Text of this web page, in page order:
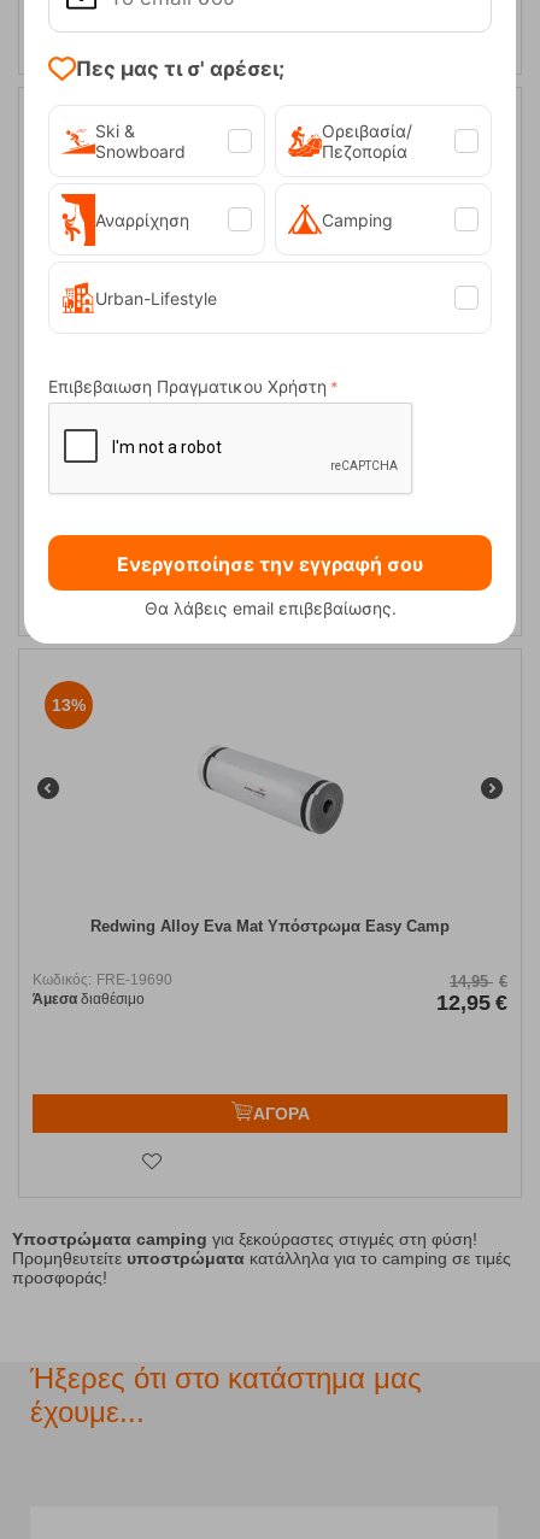
17%
διαθέσιμο
13%
Redwing Alloy Eva Mat Υπόστρωμα Easy Camp
Κωδικός: FRE-19690
Άμεσα διαθέσιμο
14,95 €
12,95 €
ΑΓΟΡΑ
Υποστρώματα camping για ξεκούραστες στιγμές στη φύση!
Προμηθευτείτε υποστρώματα κατάλληλα για το camping σε τιμές
προσφοράς!
Ήξερες ότι στο κατάστημα μας
έχουμε...
Πες μας τι σ' αρέσει;
Ski &
Snowboard
Ορειβασία/
Πεζοπορία
Αναρρίχηση Camping
Urban-Lifestyle
Επιβεβαιωση Πραγματικου Χρήστη
Ενεργοποίησε την εγγραφή σου
Θα λάβεις email επιβεβαίωσης.